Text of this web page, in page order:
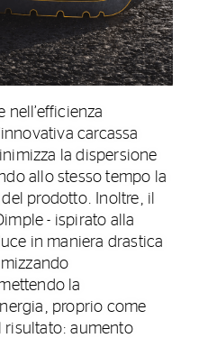
nell’efficienza
carcassa
la dispersione
allo stesso tempo la
prodotto. Inoltre, il
- ispirato alla
in maniera drastica
la
proprio come
risultato: aumento